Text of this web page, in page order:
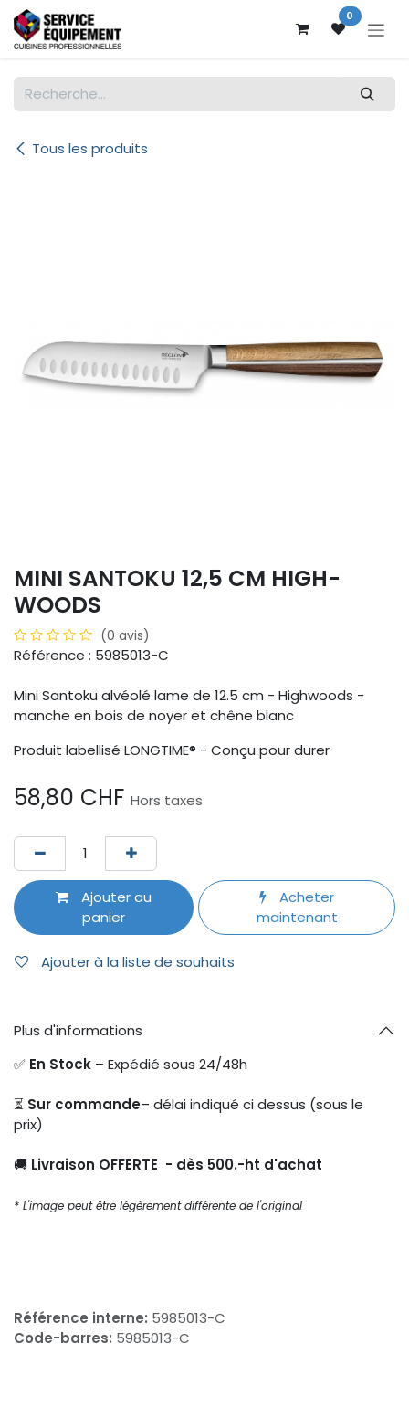
Se rendre au contenu 0
Tous les produits
MINI SANTOKU 12,5 CM HIGH-
WOODS
(0 avis)
Référence : 5985013-C
Mini Santoku alvéolé lame de 12.5 cm - Highwoods -
manche en bois de noyer et chêne blanc
Produit labellisé LONGTIME® - Conçu pour durer
58,80 CHF Hors taxes
Ajouter au
panier
Acheter
maintenant
Ajouter à la liste de souhaits
Plus d'informations
✅ En Stock – Expédié sous 24/48h
⏳ Sur commande– délai indiqué ci dessus (sous le
prix)
🚚 Livraison OFFERTE - dès 500.-ht d'achat
* L'image peut être légèrement différente de l'original
Référence interne: 5985013-C
Code-barres: 5985013-C